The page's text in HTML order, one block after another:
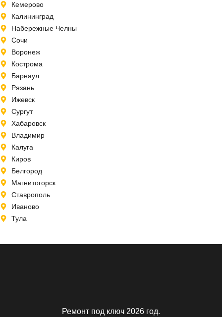
Кемерово
Калининград
Набережные Челны
Сочи
Воронеж
Кострома
Барнаул
Рязань
Ижевск
Сургут
Хабаровск
Владимир
Калуга
Киров
Белгород
Магнитогорск
Ставрополь
Иваново
Тула
Ремонт под ключ 2026 год.